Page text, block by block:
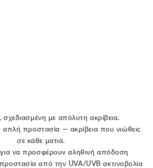
με απόλυτη ακρίβεια.
προστασία — ακρίβεια που νιώθεις
σε κάθε ματιά.
για να προσφέρουν αληθινή απόδοση
από την UVA/UVB ακτινοβολία